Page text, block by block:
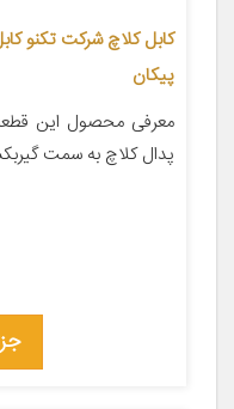
پیکان
معرفی محصول این
پدال کلاچ به سمت